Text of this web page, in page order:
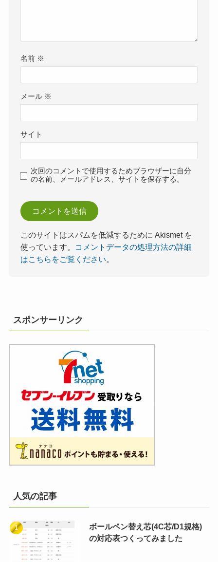
名前 ※
メール ※
サイト
次回のコメントで使用するためブラウザーに自分
の名前、メールアドレス、サイトを保存する。
このサイトはスパムを低減するために Akismet を
使っています。
コメントデータの処理方法の詳細
はこちらをご覧ください。
スポンサーリンク
人気の記事
ボールペン替え芯(4C芯/D1規格)
の対応表つくってみました